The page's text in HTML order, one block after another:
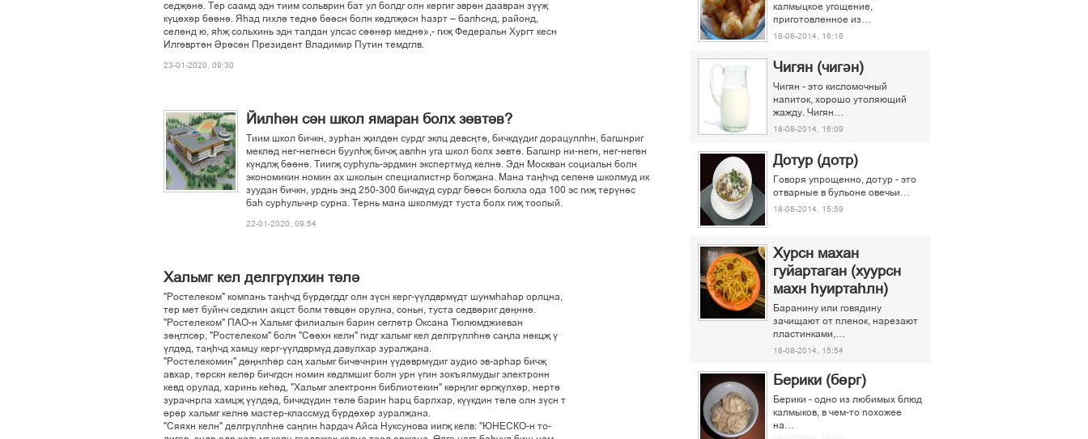
седљіні. Тер саамд эдн тиим сольврин бат ул болдг олн кергиг эврін даавран зўўљ
кўціхір бііні. Яєад гихлі тедні біісн болн кґдлљісн єазрт – балєснд, районд,
селінд ю, яєљ сольхинь эдн талдан улсас сіінір медні»,- гиљ Федеральн Хургт кесн
Илгівртін Ірісін Президент Владимир Путин темдглв.
23-01-2020, 09:30
Йилєін сін школ ямаран болх зґвтів?
Тиим школ бичкн, зурєан љилдін сурдг эклц девсњті, бичкдўдиг дорацуллєн, багшнриг
меклід нег-негнісн буулєљ бичљ авлєн уга школ болх зґвті. Багшнр ни-негн, нег-негін
кўндлљ бііні. Тиигљ сурєуль-эрдмин экспертмўд келні. Эдн Москван социальн болн
экономикин номин ах школын специалистнр болљана. Мана тањєчд селіні школмуд ик
зуудан бичкн, урднь энд 250-300 бичкдўд сурдг біісн болхла ода 100 эс гиљ терўніс
бає сурєульчнр сурна. Тернь мана школмудт туста болх гиљ тоолый.
22-01-2020, 09:54
Õàëüìã êåë äåëãð¢ëõèí ò´ë³
"Ðîñòåëåêîì" êîìïàíü òàœº÷ä á¢ðä³ãääã îëí ç¢ñí êåðã-¢¢ëäâðì¢äò øóíìºàºàð îðëöíà,
òåð ìåò áóéí÷ ñåäêëèí àêöñò áîëì ò³âö³í îðóëíà, ñîíüí, òóñòà ñåäâ³ðèã ä´œíí³.
"Ðîñòåëåêîì" ÏÀÎ-í Õàëüìã ôèëèàëûí áàðèí ñåãë³òð Îêñàíà Òþëþìäæèåâàí
ç³œãëñ³ð, "Ðîñòåëåêîì" áîëí "Ñ³³õí êåëí" ãèäã õàëüìã êåë äåëãð¢ëëºí³ ñàœëà í´êöš ¢
¢ëä³ä, òàœº÷ä õàìöó êåðã-¢¢ëäâðì¢ä äàâóëõàð çóðàëšàíà.
"Ðîñòåëåêîìèí" ä´œíëº³ð ñàœ õàëüìã áè÷³÷íðèí ¢¢ä³âðì¢äèã àóäèî ýâ-àðºàð áè÷š
àâõàð, ò´ðñêí êåë³ð áè÷ãäñí íîìèí ê´äëìøèã áîëí óðí ¢ãèí çîêúÿëìóäûã ýëåêòðîíí
êåâä îðóëàä, õàðèíü êåº³ä, "Õàëüìã ýëåêòðîíí áèáëèîòåêèí" ê´ðœãèã ´ðãš¢ëõ³ð, íåðò³
çóðà÷íðëà õàìöš ¢¢ëä³ä, áè÷êä¢äèí ò´ë³ áàðèí ºàðö áàðëõàð, ê¢¢êäèí ò´ë³ îëí ç¢ñí ò
´ð³ð õàëüìã êåëí³ ìàñòåð-êëàññìóä á¢ðä³õ³ð çóðàëšàíà.
"Ñÿÿõí êåëí" äåëãð¢ëëºí³ ñàœãèí ºàðäà÷ Àéñà Íóêñóíîâà èèãš êåëâ: "ÞÍÅÑÊÎ-í òî-
калмыцкое угощение,
приготовленное из…
18-08-2014, 16:16
Чигян (чигән)
Чигян - это кисломочный
напиток, хорошо утоляющий
жажду. Чигян…
18-08-2014, 16:09
Дотур (дотр)
Говоря упрощенно, дотур - это
отварные в бульоне овечьи…
18-08-2014, 15:59
Хурсн махан
гуйартаган (хуурсн
махн һуиртаһлн)
Баранину или говядину
зачищают от пленок, нарезают
пластинками,…
18-08-2014, 15:54
Берики (бөрг)
Берики - одно из любимых блюд
калмыков, в чем-то похожее
на…